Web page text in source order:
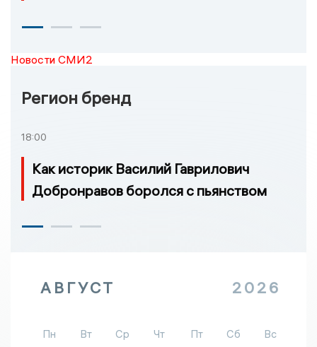
Новости СМИ2
Регион бренд
18:00
Как историк Василий Гаврилович
Добронравов боролся с пьянством
АВГУСТ 2026
Пн Вт Ср Чт Пт Сб
Вс